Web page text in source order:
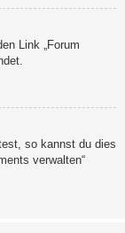
Link „Forum
so kannst du dies
verwalten“